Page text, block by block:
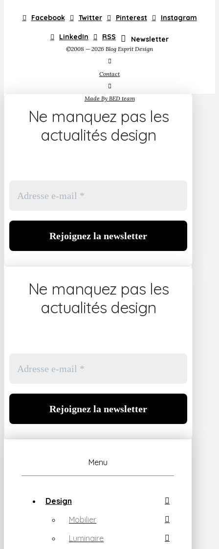
Facebook Twitter Pinterest Instagram
LinkedIn RSS Newsletter
©2008 — 2026 Blog Esprit Design
Contact
Made By BED team
Ne manquez pas les
actualités design
Ne manquez pas les
actualités design
Menu
Design
Mobilier
Luminaire